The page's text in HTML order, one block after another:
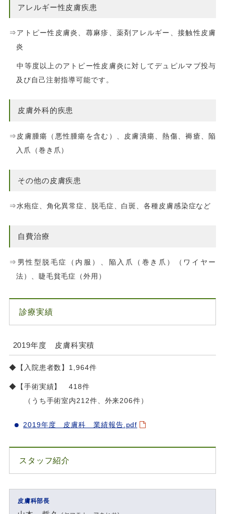
アレルギー性皮膚疾患
⇒アトピー性皮膚炎、蕁麻疹、薬剤アレルギー、接触性皮膚
炎
中等度以上のアトピー性皮膚炎に対してデュピルマブ投与
及び自己注射指導可能です。
皮膚外科的疾患
⇒皮膚腫瘍（悪性腫瘍を含む）、皮膚潰瘍、熱傷、褥瘡、陥
入爪（巻き爪）
その他の皮膚疾患
⇒水疱症、角化異常症、脱毛症、白斑、各種皮膚感染症など
自費治療
⇒男性型脱毛症（内服）、陥入爪（巻き爪）（ワイヤー
法）、睫毛貧毛症（外用）
診療実績
2019年度 皮膚科実積
◆【入院患者数】1,964件
◆【手術実績】 418件
（うち手術室内212件、外来206件）
2019年度 皮膚科 業績報告.pdf
スタッフ紹介
皮膚科部長